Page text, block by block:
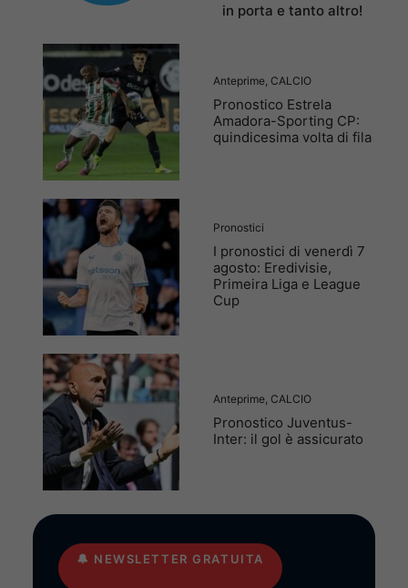
in porta e tanto altro!
Anteprime, CALCIO
Pronostico Estrela
Amadora-Sporting CP:
quindicesima volta di fila
Pronostici
I pronostici di venerdì 7
agosto: Eredivisie,
Primeira Liga e League
Cup
Anteprime, CALCIO
Pronostico Juventus-
Inter: il gol è assicurato
🔔 NEWSLETTER GRATUITA